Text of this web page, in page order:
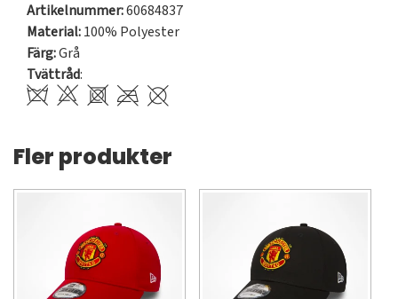
Artikelnummer:60684837
Material:100% Polyester
Färg:Grå
Tvättråd:
Fler produkter